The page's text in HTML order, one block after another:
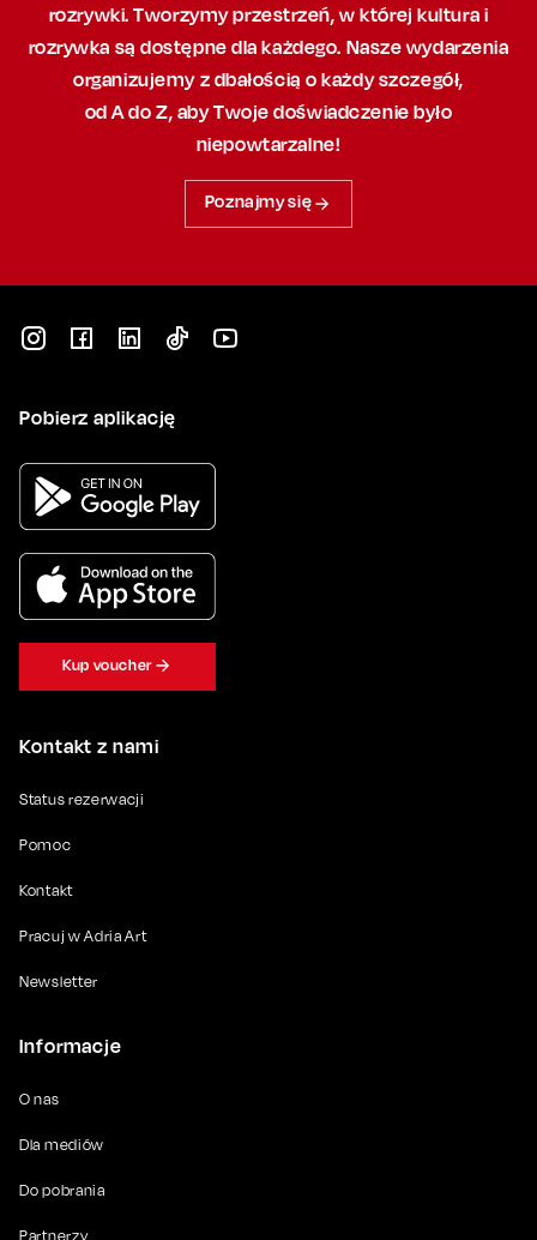
rozrywki. Tworzymy przestrzeń,w której kultura i
rozrywka są dostępne dla każdego. Nasze wydarzenia
organizujemy z dbałością o każdy szczegół,
od A do Z, abyTwoje doświadczenie było
niepowtarzalne!
Poznajmy się
Kontakt z nami
Status rezerwacji
Pomoc
Kontakt
Pracuj w Adria Art
Newsletter
Informacje
O nas
Dla mediów
Do pobrania
Partnerzy
Pobierz aplikację
Kup voucher